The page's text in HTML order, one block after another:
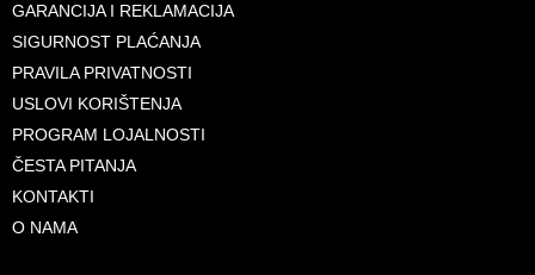
GARANCIJA I REKLAMACIJA
SIGURNOST PLAĆANJA
PRAVILA PRIVATNOSTI
USLOVI KORIŠTENJA
PROGRAM LOJALNOSTI
ČESTA PITANJA
KONTAKTI
O NAMA